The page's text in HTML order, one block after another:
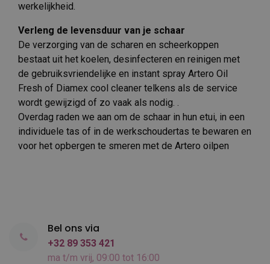
werkelijkheid.
Verleng de levensduur van je schaar
De verzorging van de scharen en scheerkoppen
bestaat uit het koelen, desinfecteren en reinigen met
de gebruiksvriendelijke en instant spray Artero Oil
Fresh of Diamex cool cleaner telkens als de service
wordt gewijzigd of zo vaak als nodig. .
Overdag raden we aan om de schaar in hun etui, in een
individuele tas of in de werkschoudertas te bewaren en
voor het opbergen te smeren met de Artero oilpen
Bel ons via
+32 89 353 421
ma t/m vrij, 09:00 tot 16:00